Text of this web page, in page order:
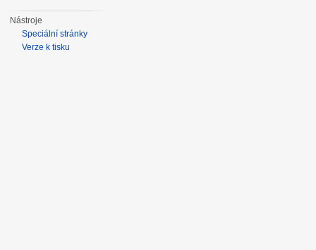
Nástroje
Speciální stránky
Verze k tisku